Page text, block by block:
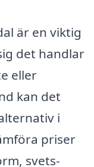
är en viktig
det handlar
eller
kan det
i
priser
svets-